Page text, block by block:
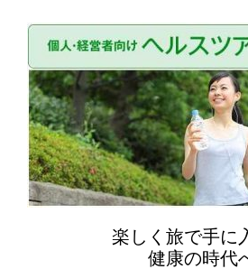
楽しく旅で手に
健康の時代